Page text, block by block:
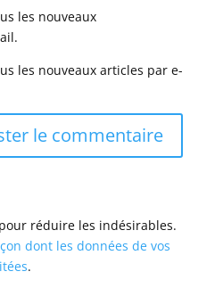
les nouveaux
les nouveaux articles par e-
réduire les indésirables.
dont les données de vos
.